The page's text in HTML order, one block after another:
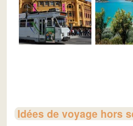
Idées de voyage hors